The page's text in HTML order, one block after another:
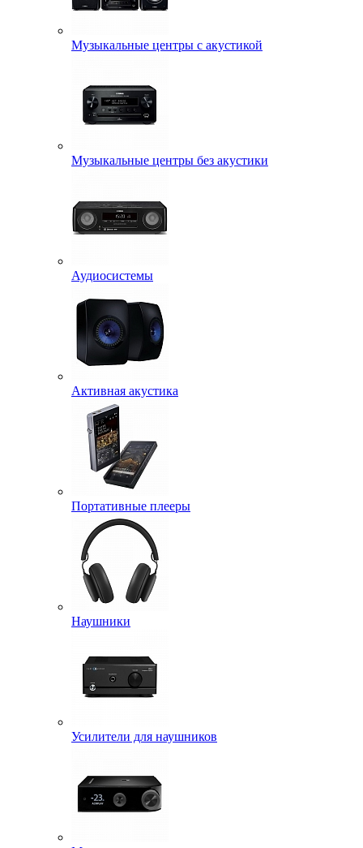
Музыкальные центры с акустикой
Музыкальные центры без акустики
Аудиосистемы
Активная акустика
Портативные плееры
Наушники
Усилители для наушников